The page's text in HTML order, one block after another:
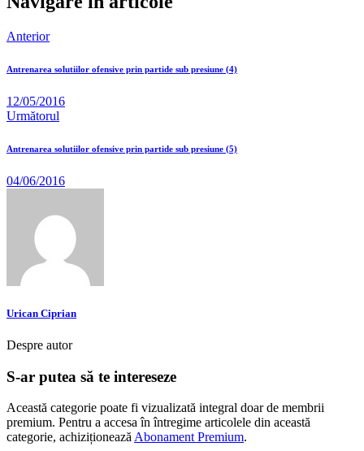
Anterior
Antrenarea solutiilor ofensive prin partide sub presiune (4)
12/05/2016
Următorul
Antrenarea solutiilor ofensive prin partide sub presiune (5)
04/06/2016
Urican Ciprian
Despre autor
S-ar putea să te intereseze
Această categorie poate fi vizualizată integral doar de membrii
premium. Pentru a accesa în întregime articolele din această
categorie, achiziționeazăAbonament Premium.